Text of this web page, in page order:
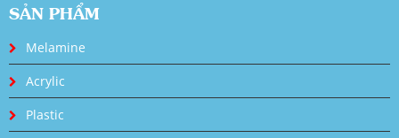
SẢN PHẨM
Melamine
Acrylic
Plastic